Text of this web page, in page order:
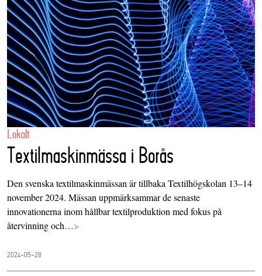
Lokalt
Textilmaskinmässa i Borås
Den svenska textilmaskinmässan är tillbaka Textilhögskolan 13–14
november 2024. Mässan uppmärksammar de senaste
innovationerna inom hållbar textilproduktion med fokus på
återvinning och…>
2024-05-28